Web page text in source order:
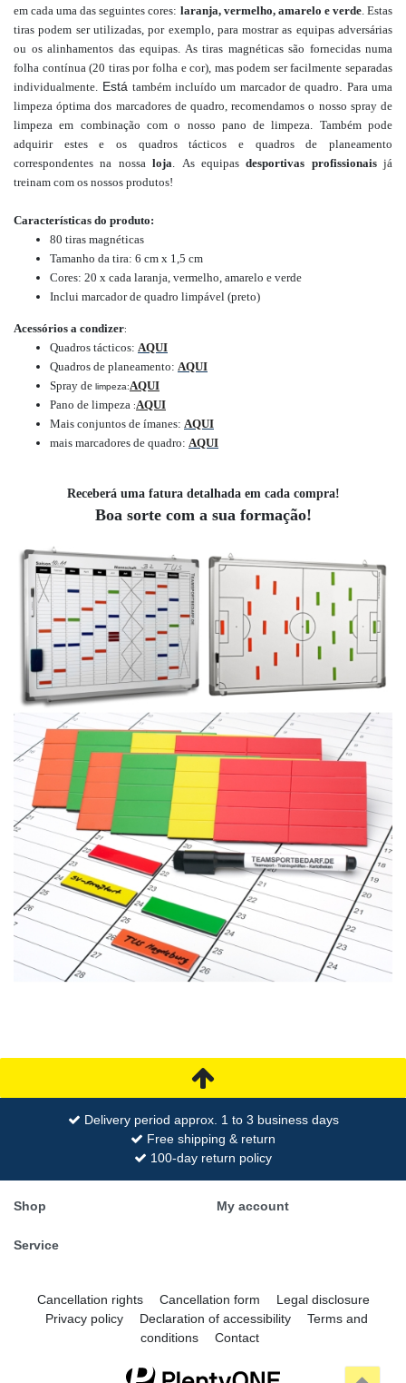
em cada uma das seguintes cores: laranja, vermelho, amarelo e verde. Estas
tiras podem ser utilizadas, por exemplo, para mostrar as equipas adversárias
ou os alinhamentos das equipas. As tiras magnéticas são fornecidas numa
folha contínua (20 tiras por folha e cor), mas podem ser facilmente separadas
individualmente. Está também incluídoum marcador de quadro
Para uma
limpeza óptima dos marcadores de quadro, recomendamos o nosso spray de
limpeza em combinação com o nosso pano de limpeza. Também pode
adquirir estes e os quadros tácticos e quadros de planeamento
correspondentes na nossaloja. As equipasdesportivas profissionaisjá
treinam com os nossos produtos!
Características do produto:
80 tiras magnéticas
Tamanho da tira: 6 cm x 1,5 cm
Cores: 20 x cada laranja, vermelho, amarelo e verde
Inclui marcador de quadro limpável (preto)
Acessórios a condizer:
Quadros tácticos: AQUI
Quadros de planeamento: AQUI
Spray de limpeza:AQUI
Pano de limpeza :AQUI
Mais conjuntos de ímanes: AQUI
mais marcadores de quadro: AQUI
Receberá uma fatura detalhada em cada compra!
Boa sorte com a sua formação!
Delivery period approx. 1 to 3 business days
Free shipping & return
100-day return policy
Shop My account
Service
Cancellation rights Cancellation form
Legal disclosure
Privacy policy
Declaration of accessibility
Terms and
conditions
Contact